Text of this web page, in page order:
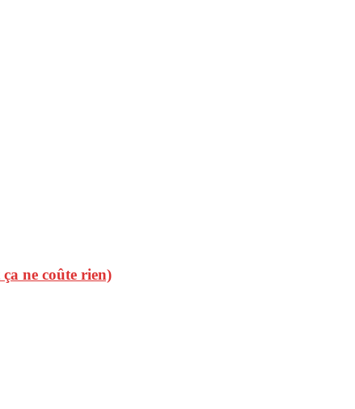
ne coûte rien)